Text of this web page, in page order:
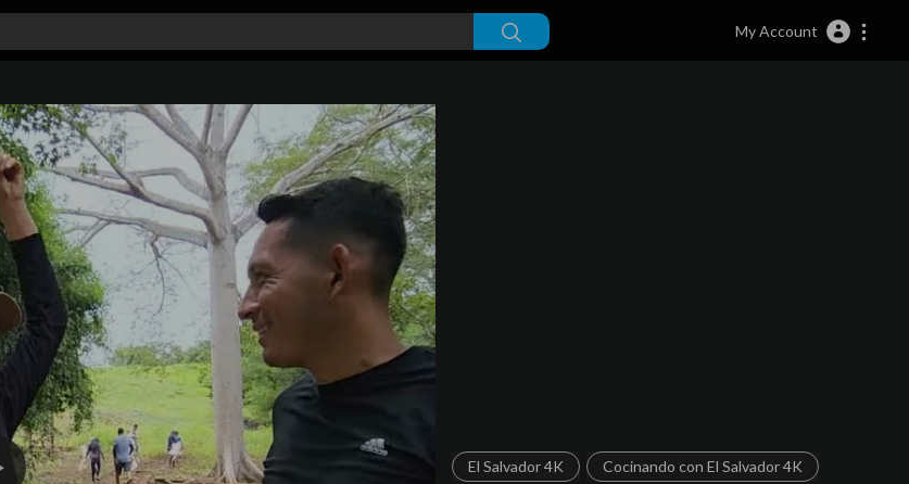
My Account
El Salvador 4K Cocinando con El Salvador 4K